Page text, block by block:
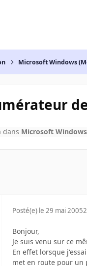
Microsoft Windows
dans Microsoft
Posté(e) le 29 mai 2005
Bonjour,
Je suis venu sur ce
En effet lorsque
met en route pour un